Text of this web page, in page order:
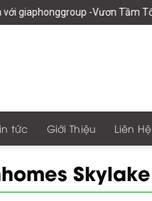
Vươn Tầm Tổ Âm Việt
tức Giới Thiệu Liên Hệ
Skylake